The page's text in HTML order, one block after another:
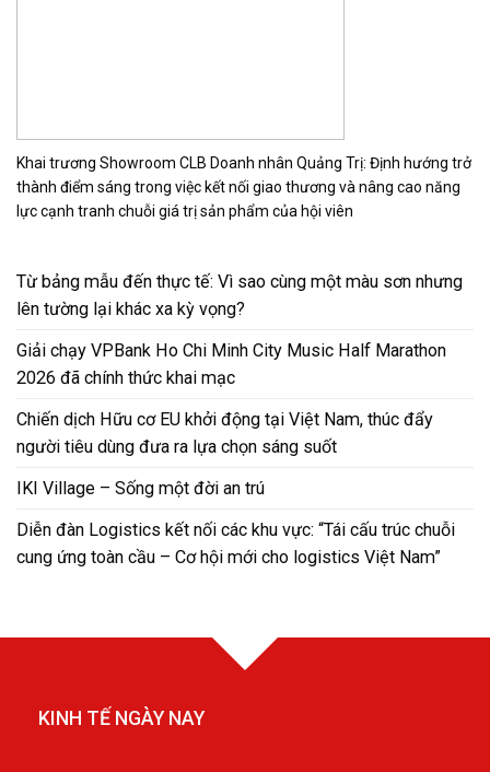
Khai trương Showroom CLB Doanh nhân Quảng Trị: Định hướng trở
thành điểm sáng trong việc kết nối giao thương và nâng cao năng
lực cạnh tranh chuỗi giá trị sản phẩm của hội viên
Từ bảng mẫu đến thực tế: Vì sao cùng một màu sơn nhưng
lên tường lại khác xa kỳ vọng?
Giải chạy VPBank Ho Chi Minh City Music Half Marathon
2026 đã chính thức khai mạc
Chiến dịch Hữu cơ EU khởi động tại Việt Nam, thúc đẩy
người tiêu dùng đưa ra lựa chọn sáng suốt
IKI Village – Sống một đời an trú
Diễn đàn Logistics kết nối các khu vực: “Tái cấu trúc chuỗi
cung ứng toàn cầu – Cơ hội mới cho logistics Việt Nam”
KINH TẾ NGÀY NAY